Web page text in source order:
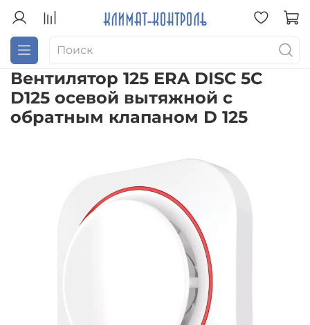
Вентилятор 125 ERA DISC 5C
D125 осевой вытяжной с
обратным клапаном D 125